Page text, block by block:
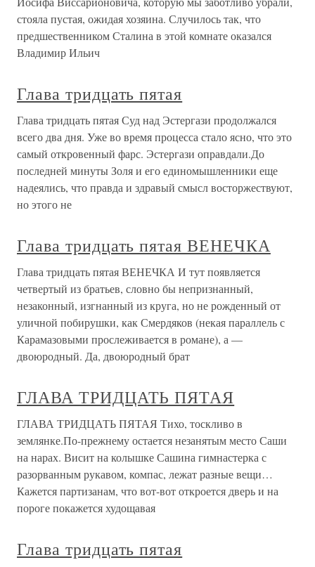
стояла пустая, ожидая хозяина. Случилось так, что
предшественником Сталина в этой комнате оказался
Владимир Ильич
Глава тридцать пятая
Глава тридцать пятая Суд над Эстергази продолжался
всего два дня. Уже во время процесса стало ясно, что это
самый откровенный фарс. Эстергази оправдали.До
последней минуты Золя и его единомышленники еще
надеялись, что правда и здравый смысл восторжествуют,
но этого не
Глава тридцать пятая ВЕНЕЧКА
Глава тридцать пятая ВЕНЕЧКА И тут появляется
четвертый из братьев, словно бы непризнанный,
незаконный, изгнанный из круга, но не рожденный от
уличной побирушки, как Смердяков (некая параллель с
Карамазовыми прослеживается в романе), а —
двоюродный. Да, двоюродный брат
ГЛАВА ТРИДЦАТЬ ПЯТАЯ
ГЛАВА ТРИДЦАТЬ ПЯТАЯ Тихо, тоскливо в
землянке.По-прежнему остается незанятым место Саши
на нарах. Висит на колышке Сашина гимнастерка с
разорванным рукавом, компас, лежат разные вещи…
Кажется партизанам, что вот-вот откроется дверь и на
пороге покажется худощавая
Глава тридцать пятая